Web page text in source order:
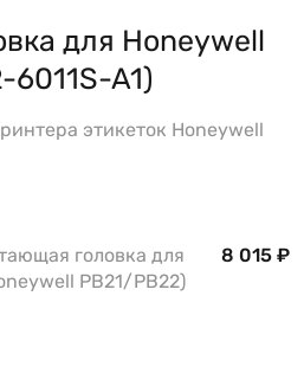
для Honeywell
6011S-A1)
этикеток Honeywell
головка для
PB21/PB22)
8 015 ₽